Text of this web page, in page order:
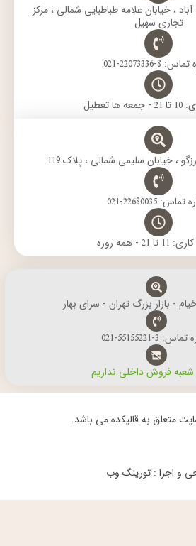
m
آباد ، خیابان علامه طباطبایی شمالی ، مرکز
تجاری سهیل
8-22073336-021
22680035-021
- همه روزه
- بازار بزرگ تهران - سرای بهار
3-55155221-021
شعبه فروش داخلی نداریم
متعلق به قالیکده می باشد.
و اجرا : تورینگ وب